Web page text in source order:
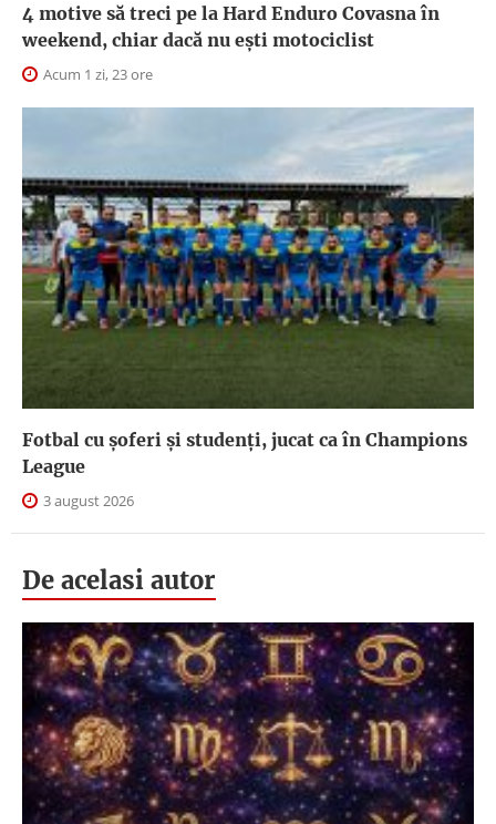
4 motive să treci pe la Hard Enduro Covasna în
weekend, chiar dacă nu ești motociclist
Acum 1 zi, 23 ore
Fotbal cu șoferi și studenți, jucat ca în Champions
League
3 august 2026
De acelasi autor